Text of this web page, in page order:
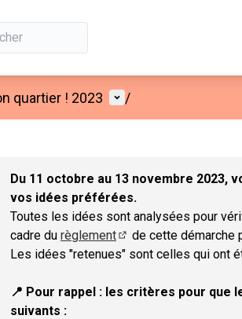
quartier ! 2023 Menu utilisateur
/
carte
Du 11 octobre au 13 novembre 2023,
vos idées préférées.
Toutes les idées sont analysées pour
cadre du règlement
(Lien externe)
de cette démarche
Les idées "retenues" sont celles qui ont
📍 Pour rappel : les critères pour que
suivants :